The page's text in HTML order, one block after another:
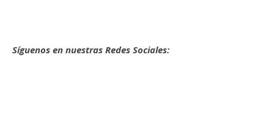
Síguenos en nuestras Redes Sociales: